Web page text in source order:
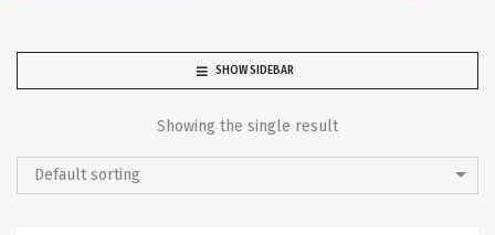
SHOW SIDEBAR
Showing the single result
Default sorting